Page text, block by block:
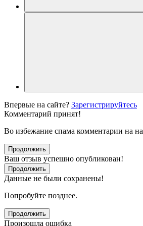
Впервые на сайте? Зарегистрируйтесь
Комментарий принят!
Во избежание спама комментарии на
Продолжить
Ваш отзыв успешно опубликован!
Продолжить
Данные не были сохранены!
Попробуйте позднее.
Продолжить
Произошла ошибка